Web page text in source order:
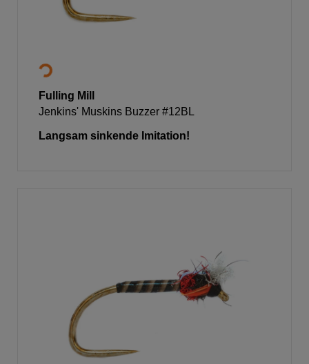
Fulling Mill
Jenkins' Muskins Buzzer #12BL
Langsam sinkende Imitation!